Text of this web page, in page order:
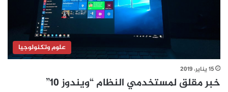
علوم وتكنولوجيا
15 يناير، 2019
خبر مقلق لمستخدمي النظام “ويندوز 10”